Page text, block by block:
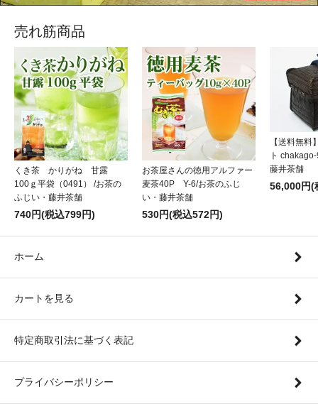
売れ筋商品
くき茶 かりがね 甘露
100ｇ平袋（0491） /お茶の
ふじい・藤井茶舗
740円(税込799円)
お茶屋さんの徳用アルファー
麦茶40P Y-6/お茶のふじ
い・藤井茶舗
530円(税込572円)
【送料無料
ト
藤井茶舗
56,000円(
ホーム
カートを見る
特定商取引法に基づく表記
プライバシーポリシー